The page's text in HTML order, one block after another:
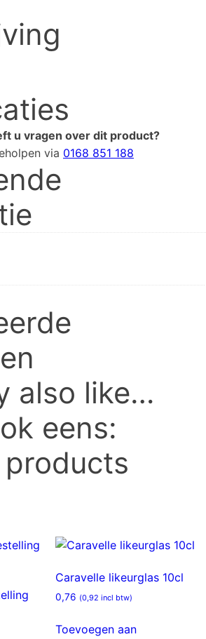
u vragen over dit product?
via 0168 851 188
also like…
eens:
Caravelle likeurglas 10cl
0,76 (0,92 incl btw)
Toevoegen aan